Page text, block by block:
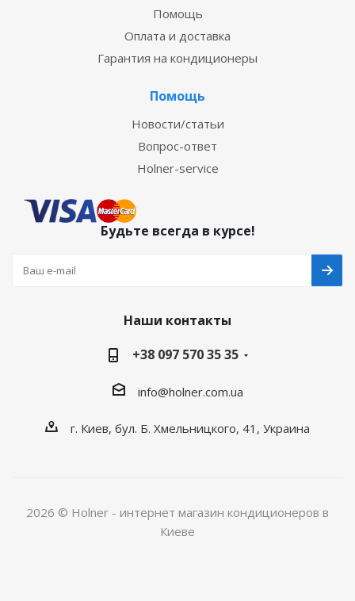
Помощь
Оплата и доставка
Гарантия на кондиционеры
Помощь
Новости/статьи
Вопрос-ответ
Holner-service
Будьте всегда в курсе!
Наши контакты
+38 097 570 35 35
info@holner.com.ua
г. Киев, бул. Б. Хмельницкого, 41, Украина
2026 © Holner - интернет магазин кондиционеров в
Киеве